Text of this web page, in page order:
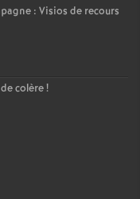
: Visios de recours
colère!